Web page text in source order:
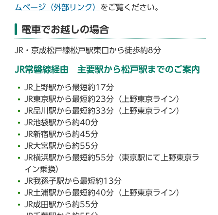
ムページ（外部リンク） をご覧ください。
電車でお越しの場合
JR・京成松戸線松戸駅東口から徒歩約8分
JR常磐線経由 主要駅から松戸駅までのご案内
JR上野駅から最短約17分
JR東京駅から最短約23分（上野東京ライン）
JR品川駅から最短約33分（上野東京ライン）
JR池袋駅から約40分
JR新宿駅から約45分
JR大宮駅から約55分
JR横浜駅から最短約55分（東京駅にて上野東京ラ
イン乗換）
JR我孫子駅から最短約13分
JR土浦駅から最短約40分（上野東京ライン）
JR成田駅から約55分